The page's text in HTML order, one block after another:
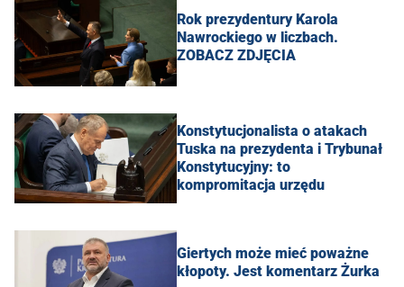
Rok prezydentury Karola
Nawrockiego w liczbach.
ZOBACZ ZDJĘCIA
Konstytucjonalista o atakach
Tuska na prezydenta i Trybunał
Konstytucyjny: to
kompromitacja urzędu
Giertych może mieć poważne
kłopoty. Jest komentarz Żurka